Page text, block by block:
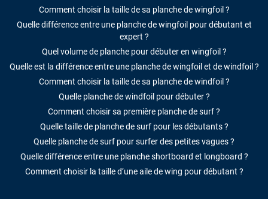
Comment choisir la taille de sa planche de wingfoil ?
Quelle différence entre une planche de wingfoil pour débutant et
expert ?
Quel volume de planche pour débuter en wingfoil ?
Quelle est la différence entre une planche de wingfoil et de windfoil ?
Comment choisir la taille de sa planche de windfoil ?
Quelle planche de windfoil pour débuter ?
Comment choisir sa première planche de surf ?
Quelle taille de planche de surf pour les débutants ?
Quelle planche de surf pour surfer des petites vagues ?
Quelle différence entre une planche shortboard et longboard ?
Comment choisir la taille d’une aile de wing pour débutant ?